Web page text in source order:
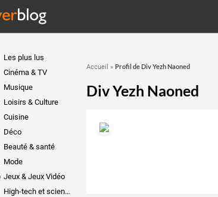
Les plus lus
Cinéma & TV
Musique
Loisirs & Culture
Cuisine
Déco
Beauté & santé
Mode
Jeux & Jeux Vidéo
High-tech et sciences
Accueil » Profil de Div Yezh Naoned
Div Yezh Naoned